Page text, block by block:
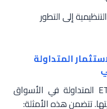
إلى التطور
المتداولة
توجد بعض الأمثلة على ETFs المتداولة في الأسواق
تتضمن هذه الأمثلة: